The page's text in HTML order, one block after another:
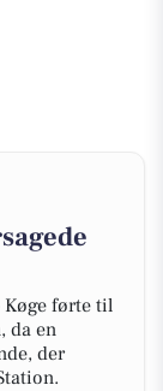
Køge førte til
da en
der